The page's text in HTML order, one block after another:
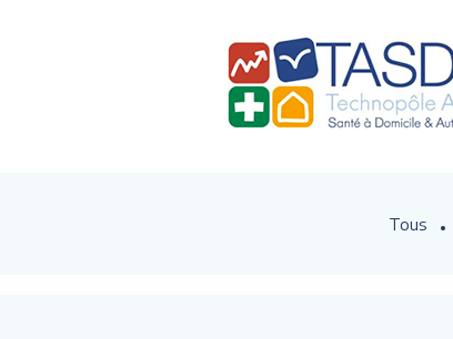
Tous